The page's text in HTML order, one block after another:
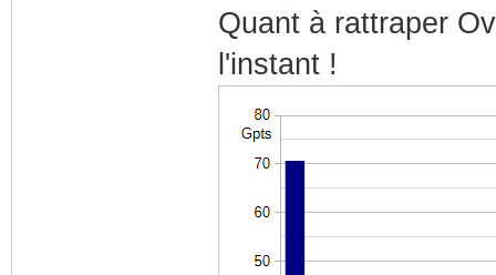
Quant à rattraper
l'instant !